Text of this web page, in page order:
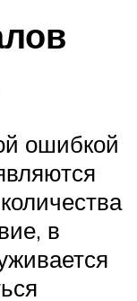
ошибкой
в